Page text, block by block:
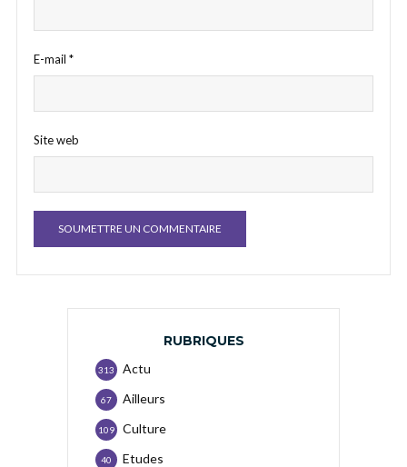
E-mail *
Site web
RUBRIQUES
Actu
313
Ailleurs
67
Culture
109
Etudes
40